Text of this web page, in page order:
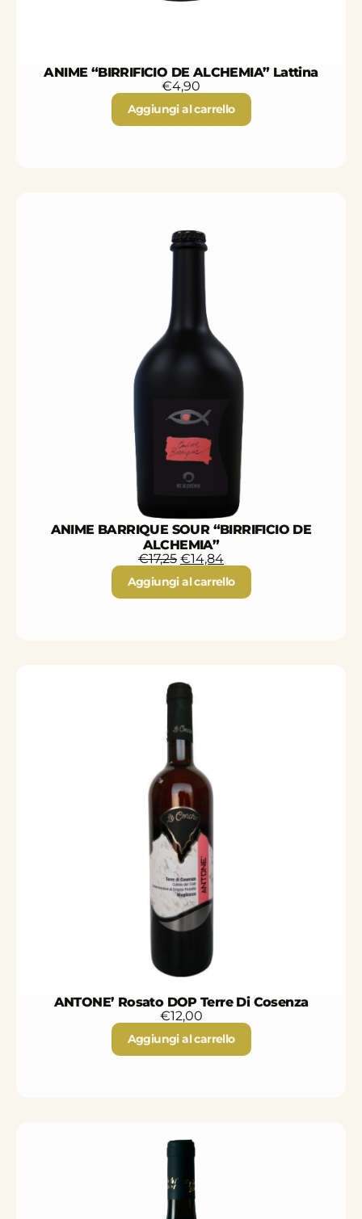
ANIME “BIRRIFICIO DE ALCHEMIA” Lattina
€4,90
Aggiungi al carrello
ANIME BARRIQUE SOUR “BIRRIFICIO DE
ALCHEMIA”
€17,25 €14,84
Aggiungi al carrello
ANTONE’ Rosato DOP Terre Di Cosenza
€12,00
Aggiungi al carrello